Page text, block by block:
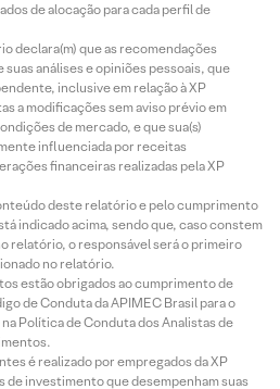
de alocação para cada perfil de
declara(m) que as recomendações
análises e opiniões pessoais, que
inclusive em relação à XP
a modificações sem aviso prévio em
de mercado, e que sua(s)
influenciada por receitas
financeiras realizadas pela XP
deste relatório e pelo cumprimento
indicado acima, sendo que, caso constem
relatório, o responsável será o primeiro
no relatório.
estão obrigados ao cumprimento de
de Conduta da APIMEC Brasil para o
Política de Conduta dos Analistas de
é realizado por empregados da XP
de investimento que desempenham suas